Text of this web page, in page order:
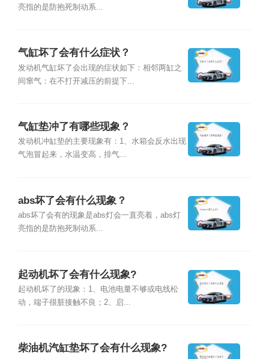
亮指的是防抱死制动系...
气缸坏了会有什么症状？
发动机气缸坏了会出现的症状如下：相邻两缸之
间窜气：在不打开减压的前提下...
气缸垫冲了有哪些现象？
发动机冲缸垫的主要现象有：1、水箱会反水出现
气泡冒起来，水温变高，排气...
abs坏了会有什么现象？
abs坏了会有的现象是abs灯会一直亮着，abs灯
亮指的是防抱死制动系...
起动机坏了会有什么现象?
起动机坏了的现象：1、电池电量不够或电线松
动，端子很脏接触不良；2、启...
柴油机汽缸垫坏了会有什么现象?